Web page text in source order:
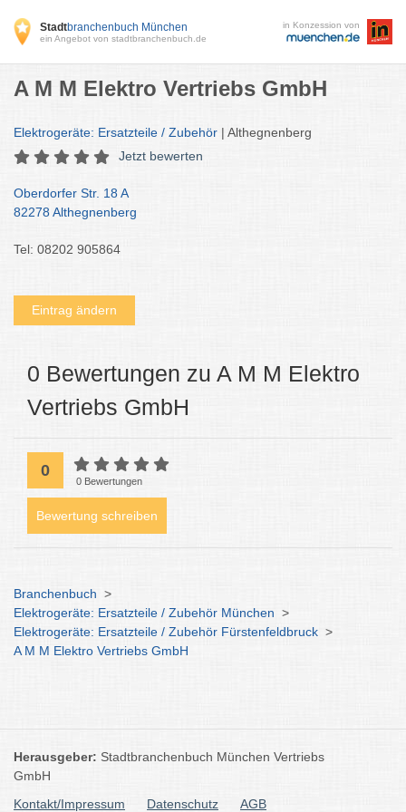
Stadtbranchenbuch München
ein Angebot von stadtbranchenbuch.de
in Konzession von
A M M Elektro Vertriebs GmbH
Elektrogeräte: Ersatzteile / Zubehör | Althegnenberg
Jetzt bewerten
Oberdorfer Str. 18 A
82278 Althegnenberg
Tel: 08202 905864
Eintrag ändern
0 Bewertungen zu A M M Elektro
Vertriebs GmbH
0
0 Bewertungen
Bewertung schreiben
Branchenbuch >
Elektrogeräte: Ersatzteile / Zubehör München >
Elektrogeräte: Ersatzteile / Zubehör Fürstenfeldbruck >
A M M Elektro Vertriebs GmbH
Herausgeber: Stadtbranchenbuch München Vertriebs
GmbH
Kontakt/Impressum
Datenschutz AGB